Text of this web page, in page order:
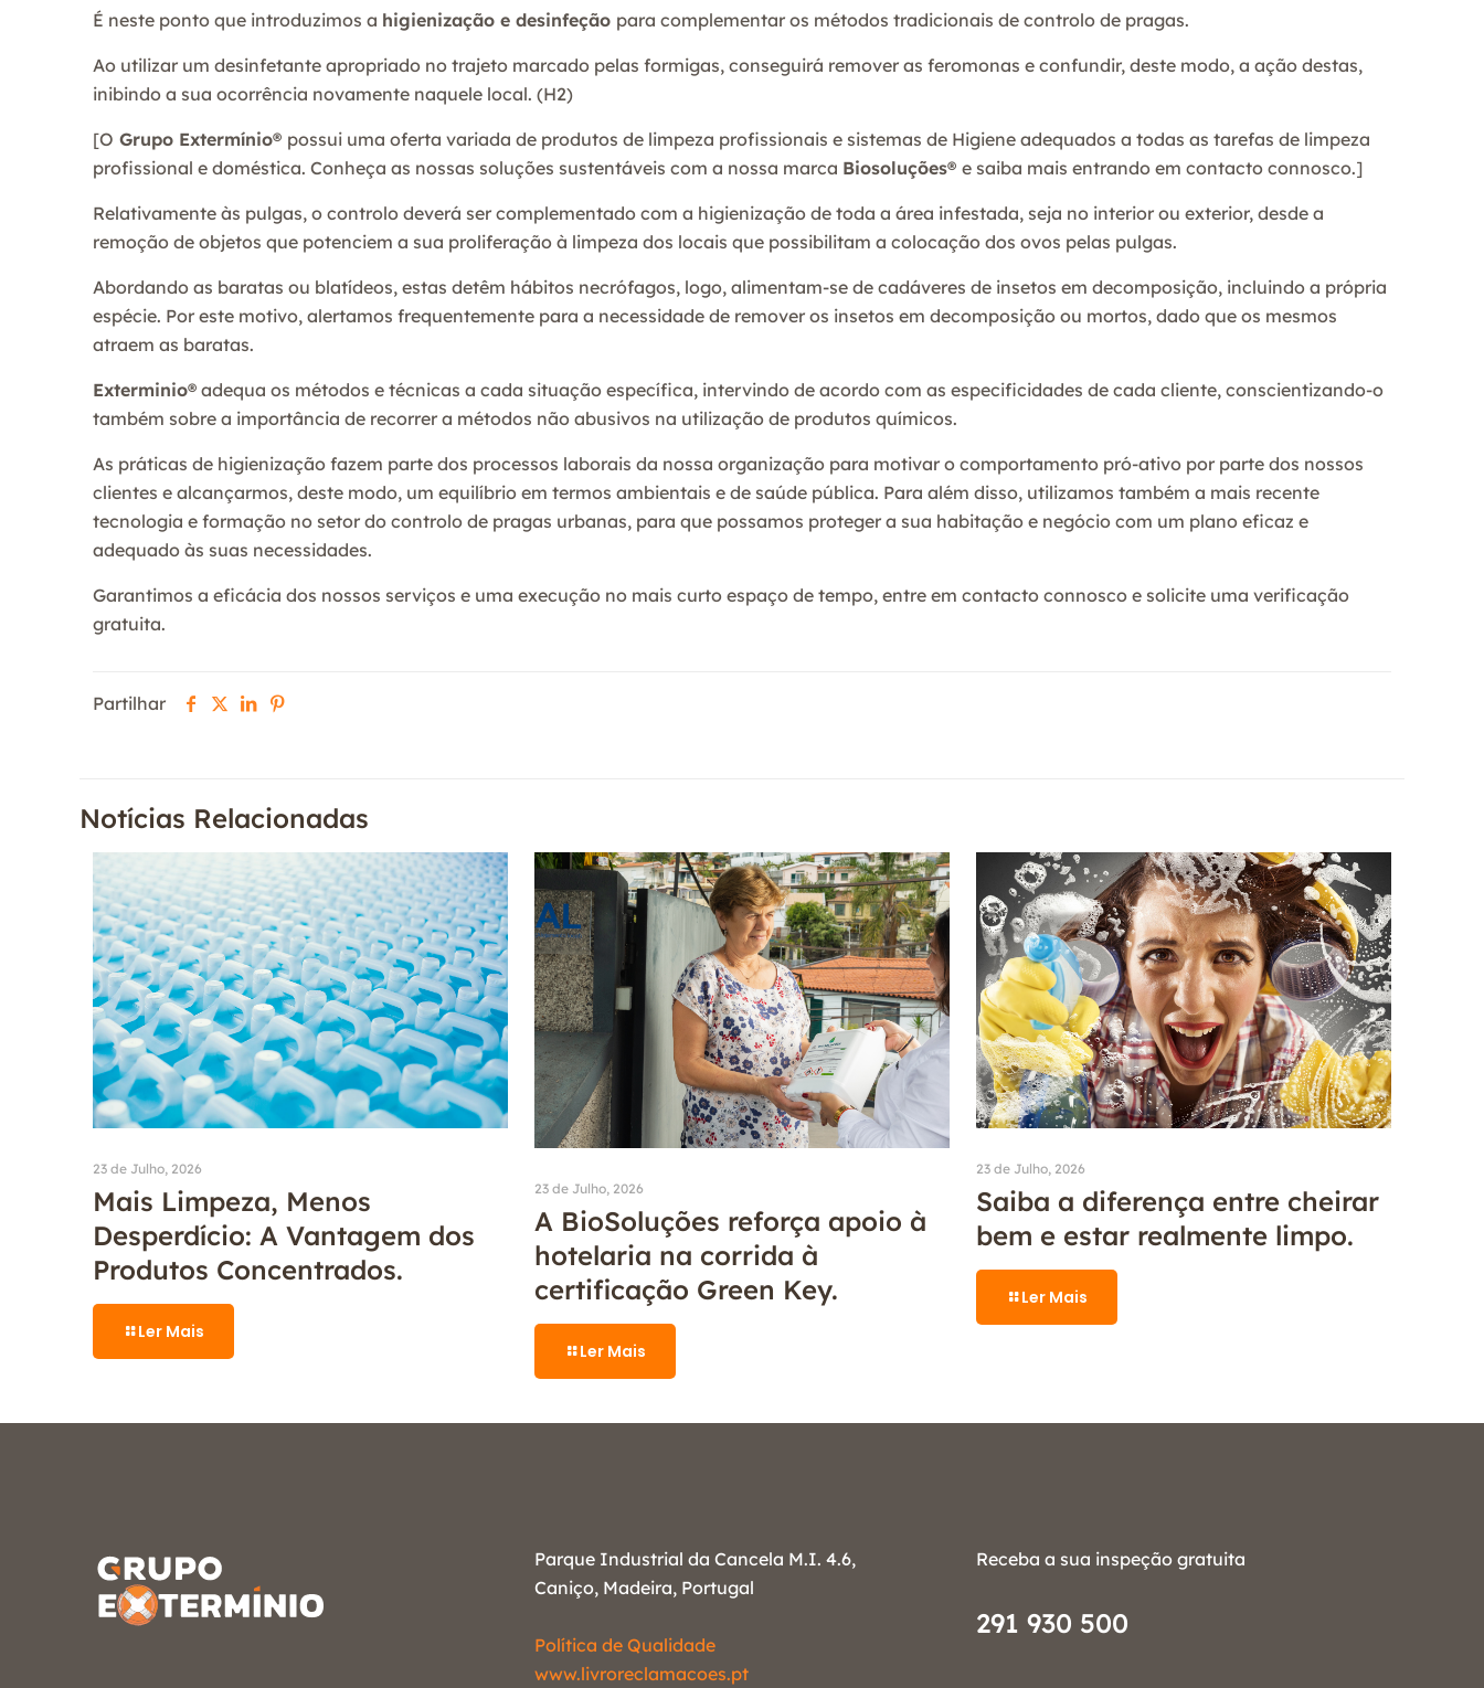
É neste ponto que introduzimos a higienização e desinfeção para complementar os métodos tradicionais de controlo de pragas.
Ao utilizar um desinfetante apropriado no trajeto marcado pelas formigas, conseguirá remover as feromonas e confundir, deste modo, a ação destas,
inibindo a sua ocorrência novamente naquele local. (H2)
[O Grupo Extermínio® possui uma oferta variada de produtos de limpeza profissionais e sistemas de Higiene adequados a todas as tarefas de limpeza
profissional e doméstica. Conheça as nossas soluções sustentáveis com a nossa marca Biosoluções® e saiba mais entrando em contacto connosco.]
Relativamente às pulgas, o controlo deverá ser complementado com a higienização de toda a área infestada, seja no interior ou exterior, desde a
remoção de objetos que potenciem a sua proliferação à limpeza dos locais que possibilitam a colocação dos ovos pelas pulgas.
Abordando as baratas ou blatídeos, estas detêm hábitos necrófagos, logo, alimentam-se de cadáveres de insetos em decomposição, incluindo a própria
espécie. Por este motivo, alertamos frequentemente para a necessidade de remover os insetos em decomposição ou mortos, dado que os mesmos
atraem as baratas.
Exterminio® adequa os métodos e técnicas a cada situação específica, intervindo de acordo com as especificidades de cada cliente, conscientizando-o
também sobre a importância de recorrer a métodos não abusivos na utilização de produtos químicos.
As práticas de higienização fazem parte dos processos laborais da nossa organização para motivar o comportamento pró-ativo por parte dos nossos
clientes e alcançarmos, deste modo, um equilíbrio em termos ambientais e de saúde pública. Para além disso, utilizamos também a mais recente
tecnologia e formação no setor do controlo de pragas urbanas, para que possamos proteger a sua habitação e negócio com um plano eficaz e
adequado às suas necessidades.
Garantimos a eficácia dos nossos serviços e uma execução no mais curto espaço de tempo, entre em contacto connosco e solicite uma verificação
gratuita.
Partilhar
Notícias Relacionadas
23 de Julho, 2026
Mais Limpeza, Menos
Desperdício: A Vantagem dos
Produtos Concentrados.
Ler Mais
23 de Julho, 2026
A BioSoluções reforça apoio à
hotelaria na corrida à
certificação Green Key.
Ler Mais
23 de Julho, 2026
Saiba a diferença entre cheirar
bem e estar realmente limpo.
Ler Mais
Parque Industrial da Cancela M.I. 4.6,
Caniço, Madeira, Portugal
Política de Qualidade
www.livroreclamacoes.pt
Receba a sua inspeção gratuita
291 930 500